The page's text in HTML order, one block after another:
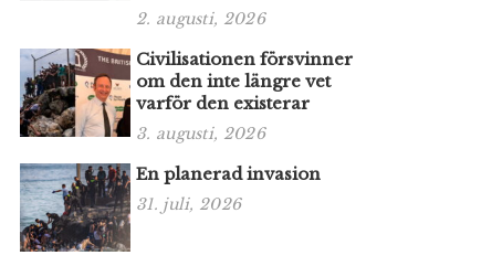
2. augusti, 2026
Civilisationen försvinner
om den inte längre vet
varför den existerar
3. augusti, 2026
En planerad invasion
31. juli, 2026